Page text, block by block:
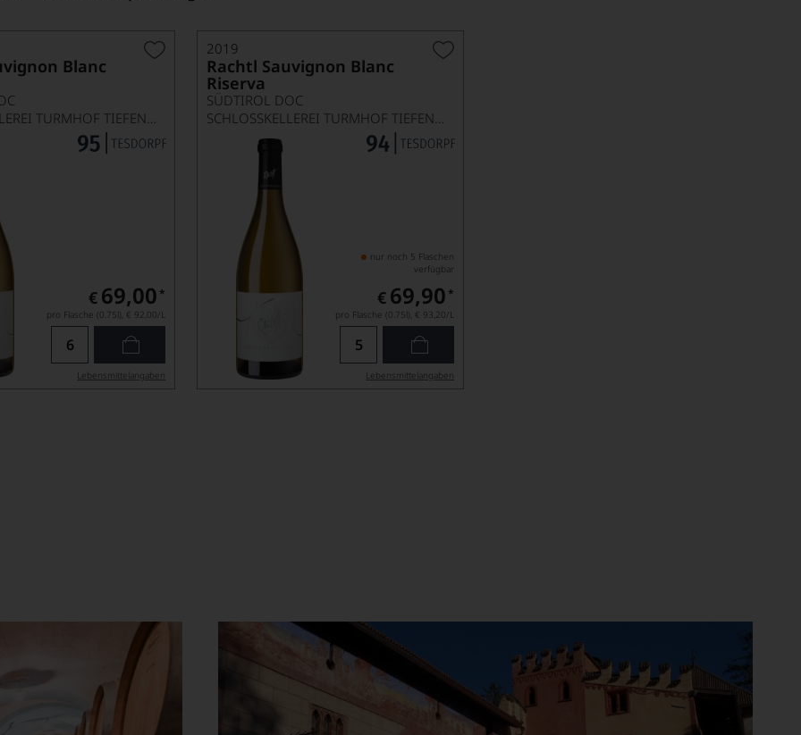
Blanc
SCHLOSSKELLEREI TURMHOF TIEFENBRUNNER
€ 69,00 *
pro Flasche (0.75l), € 92,00/L
Lebensmittel­angaben
2019
Rachtl Sauvignon Blanc
Riserva
SÜDTIROL DOC
SCHLOSSKELLEREI TURMHOF TIEFENBRUNNER
nur noch 5 Flaschen
verfügbar
€ 69,90 *
pro Flasche (0.75l), € 93,20/L
Lebensmittel­angaben